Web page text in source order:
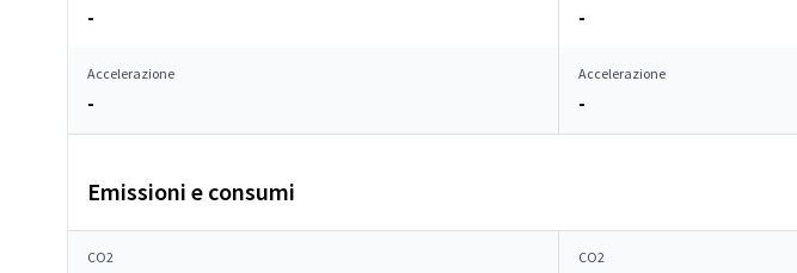
- -
Accelerazione
-
Accelerazione
-
Emissioni e consumi
CO2 CO2